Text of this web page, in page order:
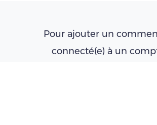
Pour ajouter un
connecté(e) à un